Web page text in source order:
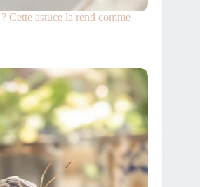
Cette astuce la rend comme